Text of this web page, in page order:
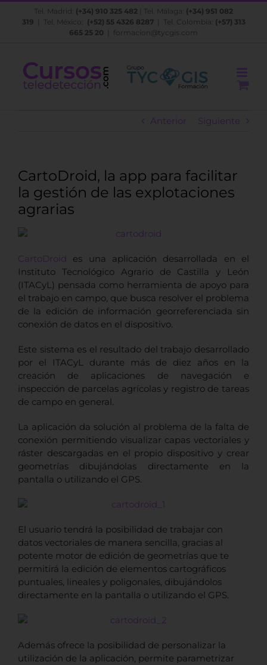
Saltar
Tel. Madrid: (+34) 910 325 482 | Tel. Málaga: (+34) 951 082
319 | Tel. México: (+52) 55 4326 8287| Tel. Colombia: (+57) 313
665 25 20
formacion@tycgis.com
Anterior Siguiente
CartoDroid, la app para facilitar
la gestión de las explotaciones
agrarias
CartoDroid es una aplicación desarrollada en el
Instituto Tecnológico Agrario de Castilla y León
(ITACyL) pensada como herramienta de apoyo para
el trabajo en campo, que busca resolver el problema
de la edición de información georreferenciada sin
conexión de datos en el dispositivo.
Este sistema es el resultado del trabajo desarrollado
por el ITACyL durante más de diez años en la
creación de aplicaciones de navegación e
inspección de parcelas agrícolas y registro de tareas
de campo en general.
La aplicación da solución al problema de la falta de
conexión permitiendo visualizar capas vectoriales y
ráster descargadas en el propio dispositivo y crear
geometrías dibujándolas directamente en la
pantalla o utilizando el GPS.
El usuario tendrá la posibilidad de trabajar con
datos vectoriales de manera sencilla, gracias al
potente motor de edición de geometrías que te
permitirá la edición de elementos cartográficos
puntuales, lineales y poligonales, dibujándolos
directamente en la pantalla o utilizando el GPS.
Además ofrece la posibilidad de personalizar la
utilización de la aplicación, permite parametrizar